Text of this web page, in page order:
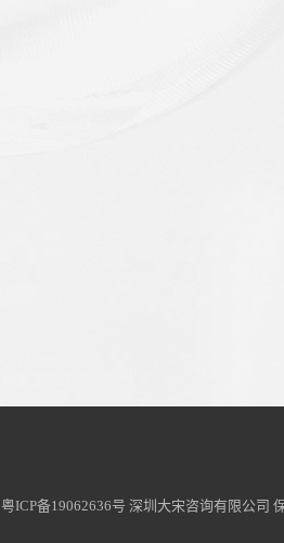
粤ICP备19062636号 深圳大宋咨询有限公司